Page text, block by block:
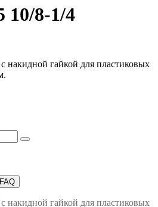
10/8-1/4
накидной гайкой для пластиковых
FAQ
накидной гайкой для пластиковых